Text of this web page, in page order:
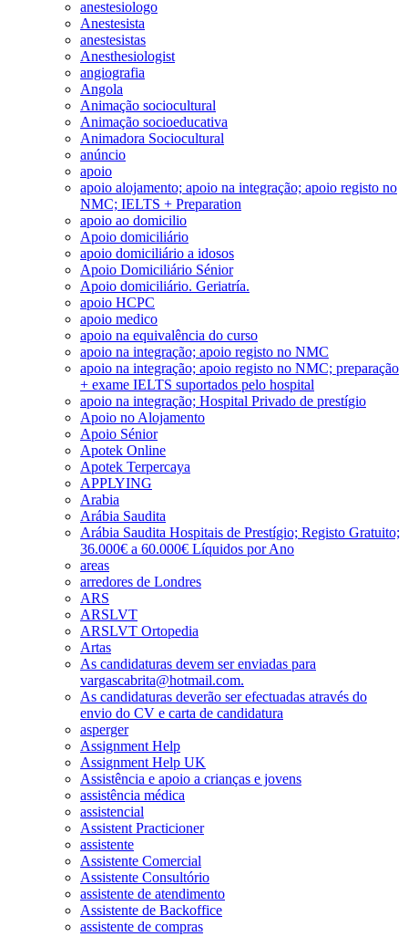
anestesiologo
Anestesista
anestesistas
Anesthesiologist
angiografia
Angola
Animação sociocultural
Animação socioeducativa
Animadora Sociocultural
anúncio
apoio
apoio alojamento; apoio na integração; apoio registo no
NMC; IELTS + Preparation
apoio ao domicilio
Apoio domiciliário
apoio domiciliário a idosos
Apoio Domiciliário Sénior
Apoio domiciliário. Geriatría.
apoio HCPC
apoio medico
apoio na equivalência do curso
apoio na integração; apoio registo no NMC
apoio na integração; apoio registo no NMC; preparação
+ exame IELTS suportados pelo hospital
apoio na integração; Hospital Privado de prestígio
Apoio no Alojamento
Apoio Sénior
Apotek Online
Apotek Terpercaya
APPLYING
Arabia
Arábia Saudita
Arábia Saudita Hospitais de Prestígio; Registo Gratuito;
36.000€ a 60.000€ Líquidos por Ano
areas
arredores de Londres
ARS
ARSLVT
ARSLVT Ortopedia
Artas
As candidaturas devem ser enviadas para
vargascabrita@hotmail.com.
As candidaturas deverão ser efectuadas através do
envio do CV e carta de candidatura
asperger
Assignment Help
Assignment Help UK
Assistência e apoio a crianças e jovens
assistência médica
assistencial
Assistent Practicioner
assistente
Assistente Comercial
Assistente Consultório
assistente de atendimento
Assistente de Backoffice
assistente de compras